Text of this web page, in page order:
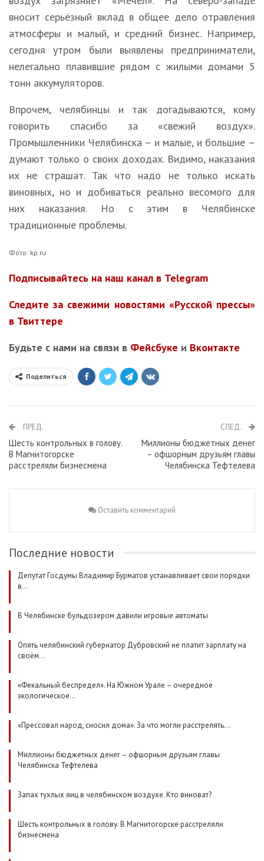
вносит серьёзный вклад в общее дело отравления
атмосферы и малый, и средний бизнес. Например,
сегодня утром были выявлены предприниматели,
нелегально плавившие рядом с жилыми домами 5
тонн аккумуляторов.
Впрочем, челябинцы и так догадываются, кому
говорить спасибо за «свежий воздух».
Промышленники Челябинска – и малые, и большие –
думают только о своих доходах. Видимо, наказания
их не страшат. Так что надо не только искать
виновных, но и добиваться реально весомого для
них наказания. Но с этим в Челябинске
традиционные проблемы.
Фото: kp.ru
Подписывайтесь на наш канал в Telegram
Следите за свежими новостями «Русской прессы»
в Твиттере
Будьте с нами на связи в Фейсбуке и Вконтакте
Поделиться
ПРЕД.
Шесть контрольных в голову.
В Магнитогорске
расстреляли бизнесмена
СЛЕД.
Миллионы бюджетных денег
– офшорным друзьям главы
Челябинска Тефтелева
Оставить комментарий
Последние новости
Депутат Госдумы Владимир Бурматов устанавливает свои порядки
в…
В Челябинске бульдозером давили игровые автоматы
Опять челябинский губернатор Дубровский не платит зарплату на
своём…
«Фекальный беспредел». На Южном Урале – очередное
экологическое…
«Прессовал народ, сносил дома». За что могли расстрелять…
Миллионы бюджетных денег – офшорным друзьям главы
Челябинска Тефтелева
Запах тухлых яиц в челябинском воздухе. Кто виноват?
Шесть контрольных в голову. В Магнитогорске расстреляли
бизнесмена